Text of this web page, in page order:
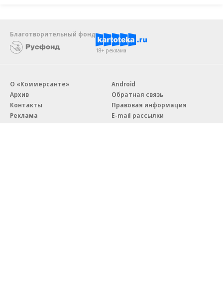
Благотворительный фонд
18+ реклама
О «Коммерсанте»
Архив
Контакты
Реклама
Android
Обратная связь
Правовая информация
E-mail рассылки